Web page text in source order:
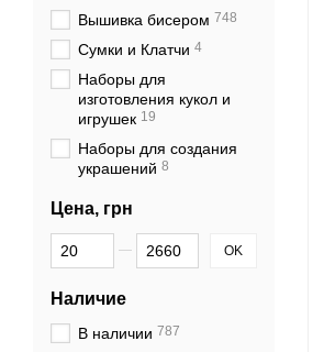
Вышивка бисером 748
Сумки и Клатчи 4
Наборы для
изготовления кукол и
игрушек 19
Наборы для создания
украшений 8
Цена, грн
От Цена, грн
До Цена, грн OK
Наличие
В наличии 787